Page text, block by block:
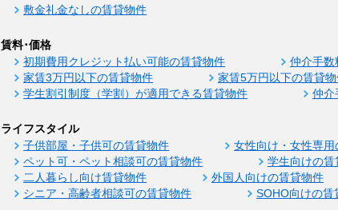
敷金礼金なしの賃貸物件
賃料･価格
初期費用クレジット払い可能の賃貸物件 仲介手数
家賃3万円以下の賃貸物件
家賃5万円以下の賃貸
学生割引制度（学割）が適用できる賃貸物件
仲介
ライフスタイル
子供部屋・子供可の賃貸物件 女性向け・女性専用
ペット可・ペット相談可の賃貸物件
学生向けの賃
二人暮らし向け賃貸物件
外国人向けの賃貸物件
シニア・高齢者相談可の賃貸物件
SOHO向けの賃